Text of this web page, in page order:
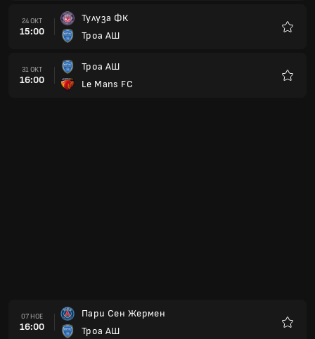
24 ОКТ
15:00
Тулуза ФК
Троа АШ
31 ОКТ
16:00
Троа АШ
Le Mans FC
07 НОЕ
16:00
Пари Сен Жермен
Троа АШ